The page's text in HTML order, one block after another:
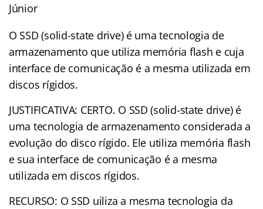
Júnior
O SSD (solid-state drive) é uma tecnologia de
armazenamento que utiliza memória flash e cuja
interface de comunicação é a mesma utilizada em
discos rígidos.
JUSTIFICATIVA: CERTO. O SSD (solid-state drive) é
uma tecnologia de armazenamento considerada a
evolução do disco rígido. Ele utiliza memória flash
e sua interface de comunicação é a mesma
utilizada em discos rígidos.
RECURSO: O SSD uiliza a mesma tecnologia da